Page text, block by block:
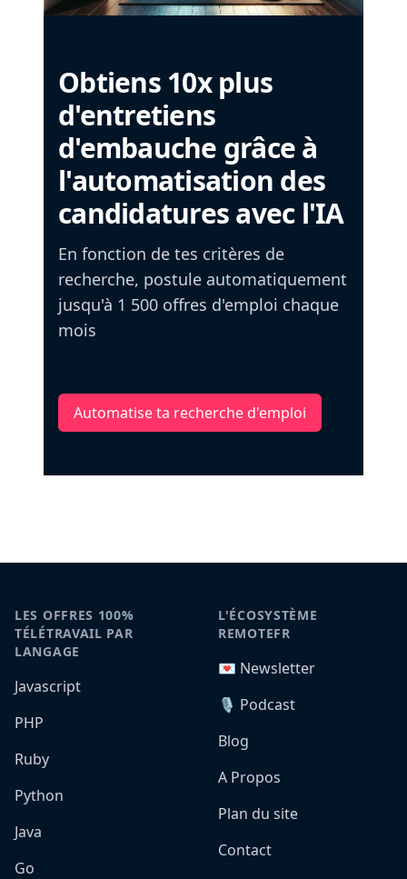
Obtiens 10x plus
d'entretiens
d'embauche grâce à
l'automatisation des
candidatures avec l'IA
En fonction de tes critères de
recherche, postule automatiquement
jusqu'à 1 500 offres d'emploi chaque
mois
Automatise ta recherche d'emploi
LES OFFRES 100%
TÉLÉTRAVAIL PAR
LANGAGE
Javascript
PHP
Ruby
Python
Java
Go
L'ÉCOSYSTÈME
REMOTEFR
💌 Newsletter
🎙️ Podcast
Blog
A Propos
Plan du site
Contact